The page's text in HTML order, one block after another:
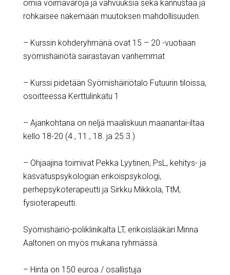
omia voimavaroja ja vahvuuksia sekä kannustaa ja
rohkaisee näkemään muutoksen mahdollisuuden.
– Kurssin kohderyhmänä ovat 15 – 20 -vuotiaan
syömishäiriötä sairastavan vanhemmat
– Kurssi pidetään Syömishäiriötalo Futuurin tiloissa,
osoitteessa Kerttulinkatu 1
– Ajankohtana on neljä maaliskuun maanantai-iltaa
kello 18-20 (4., 11., 18. ja 25.3.)
– Ohjaajina toimivat Pekka Lyytinen, PsL, kehitys- ja
kasvatuspsykologian erikoispsykologi,
perhepsykoterapeutti ja Sirkku Mikkola, TtM,
fysioterapeutti.
Syömishäiriö-poliklinikalta LT, erikoislääkäri Minna
Aaltonen on myös mukana ryhmässä.
– Hinta on 150 euroa / osallistuja